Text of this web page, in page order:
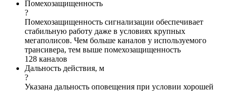
Помехозащищенность
?
Помехозащищенность сигнализации обеспечивает
стабильную работу даже в условиях крупных
мегаполисов. Чем больше каналов у используемого
трансивера, тем выше помехозащищенность
128 каналов
Дальность действия, м
?
Указана дальность оповещения при условии хорошей